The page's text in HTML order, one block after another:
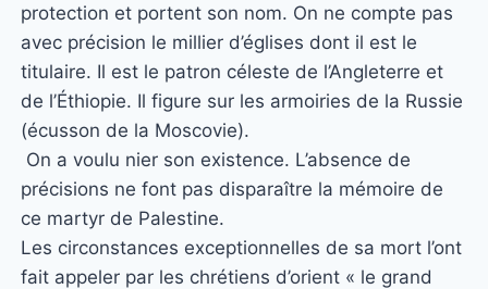
protection et portent son nom. On ne compte pas
avec précision le millier d’églises dont il est le
titulaire. Il est le patron céleste de l’Angleterre et
de l’Éthiopie. Il figure sur les armoiries de la Russie
(écusson de la Moscovie).
On a voulu nier son existence. L’absence de
précisions ne font pas disparaître la mémoire de
ce martyr de Palestine.
Les circonstances exceptionnelles de sa mort l’ont
fait appeler par les chrétiens d’orient « le grand